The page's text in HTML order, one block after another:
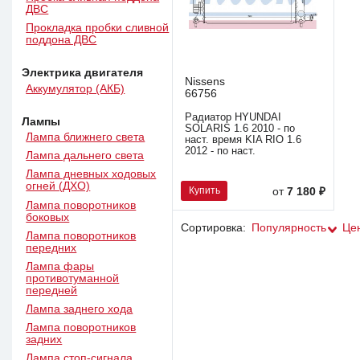
ДВС
Прокладка пробки сливной
поддона ДВС
Электрика двигателя
Аккумулятор (АКБ)
Лампы
Лампа ближнего света
Лампа дальнего света
Лампа дневных ходовых
огней (ДХО)
Лампа поворотников
боковых
Лампа поворотников
передних
Лампа фары
противотуманной
передней
Лампа заднего хода
Лампа поворотников
задних
Nissens
66756
Радиатор HYUNDAI
SOLARIS 1.6 2010 - по
наст. время KIA RIO 1.6
2012 - по наст.
Купить от7 180 ₽
Сортировка: Популярность